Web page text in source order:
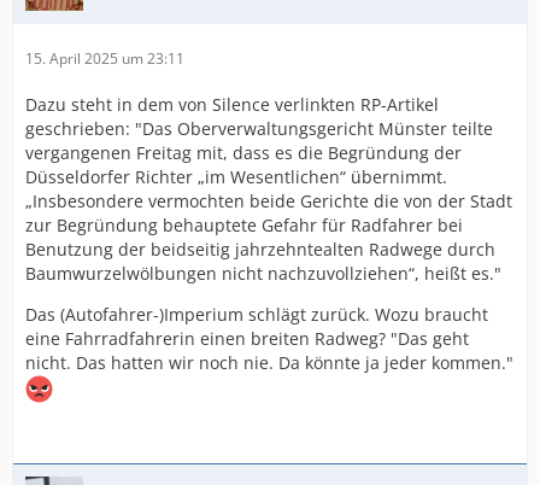
15. April 2025 um 23:11
Dazu steht in dem von Silence verlinkten RP-Artikel
geschrieben: "Das Oberverwaltungsgericht Münster teilte
vergangenen Freitag mit, dass es die Begründung der
Düsseldorfer Richter „im Wesentlichen“ übernimmt.
„Insbesondere vermochten beide Gerichte die von der Stadt
zur Begründung behauptete Gefahr für Radfahrer bei
Benutzung der beidseitig jahrzehntealten Radwege durch
Baumwurzelwölbungen nicht nachzuvollziehen“, heißt es."
Das (Autofahrer-)Imperium schlägt zurück. Wozu braucht
eine Fahrradfahrerin einen breiten Radweg? "Das geht
nicht. Das hatten wir noch nie. Da könnte ja jeder kommen."